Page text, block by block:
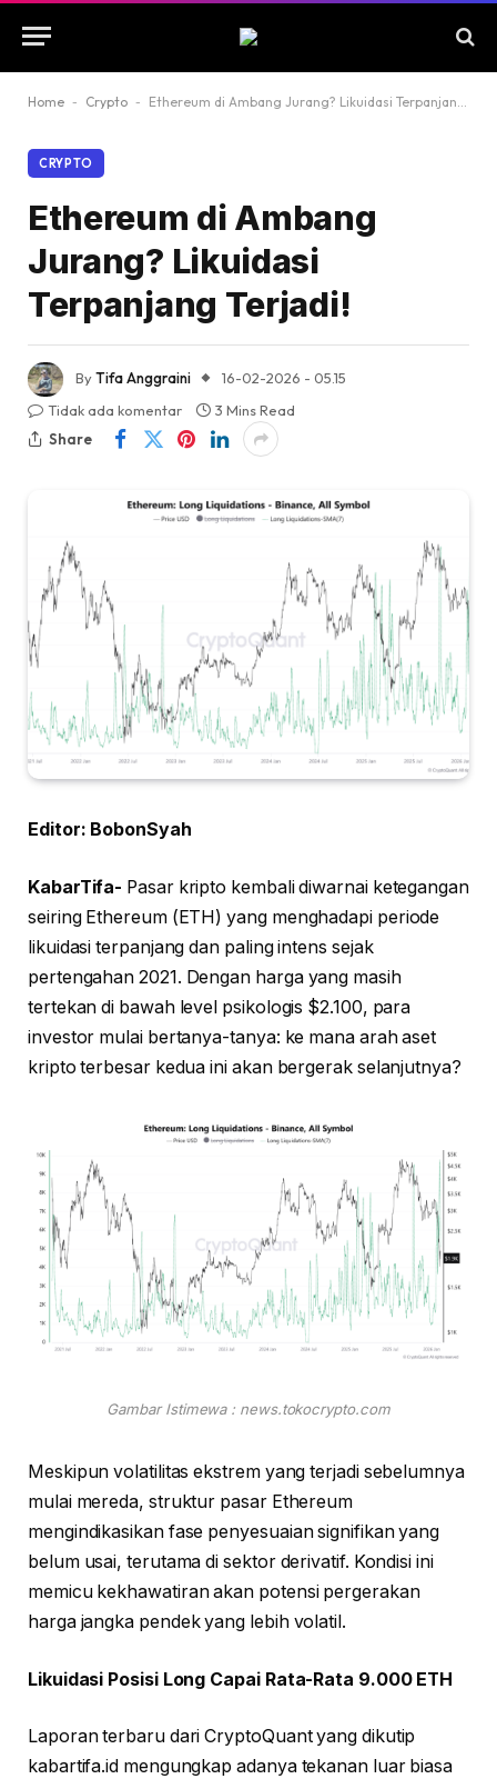
Home - Crypto - Ethereum di Ambang Jurang? Likuidasi Terpanjang Terjadi!
CRYPTO
Ethereum di Ambang
Jurang? Likuidasi
Terpanjang Terjadi!
ByTifa Anggraini
16-02-2026 - 05.15
Tidak ada komentar
3 Mins Read
Share
Editor: BobonSyah
KabarTifa- Pasar kripto kembali diwarnai ketegangan
seiring Ethereum (ETH) yang menghadapi periode
likuidasi terpanjang dan paling intens sejak
pertengahan 2021. Dengan harga yang masih
tertekan di bawah level psikologis $2.100, para
investor mulai bertanya-tanya: ke mana arah aset
kripto terbesar kedua ini akan bergerak selanjutnya?
Gambar Istimewa : news.tokocrypto.com
Meskipun volatilitas ekstrem yang terjadi sebelumnya
mulai mereda, struktur pasar Ethereum
mengindikasikan fase penyesuaian signifikan yang
belum usai, terutama di sektor derivatif. Kondisi ini
memicu kekhawatiran akan potensi pergerakan
harga jangka pendek yang lebih volatil.
Likuidasi Posisi Long Capai Rata-Rata 9.000 ETH
Laporan terbaru dari CryptoQuant yang dikutip
kabartifa.id mengungkap adanya tekanan luar biasa